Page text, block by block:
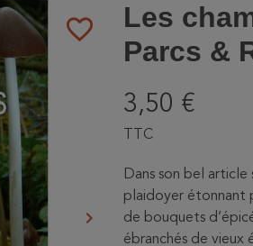
favorite_border
Suivant
keyboard_arrow_right
Les
Parcs &
3,50 €
TTC
Dans son bel
plaidoyer étonnant
de bouquets
ébranchés de vieux